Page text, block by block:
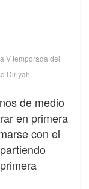
V temporada del
Diriyah.
de medio
en primera
con el